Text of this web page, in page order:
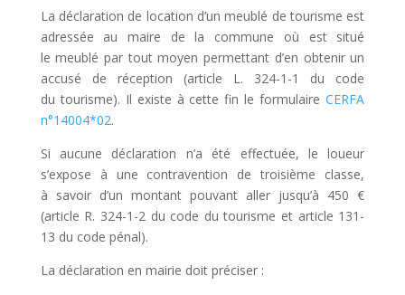
La déclaration de location d’un meublé de tourisme est
adressée au maire de la commune où est situé
le meublé par tout moyen permettant d’en obtenir un
accusé de réception (article L. 324-1-1 du code
du tourisme). Il existe à cette fin le formulaireCERFA
n°14004*02.
Si aucune déclaration n’a été effectuée, le loueur
s’expose à une contravention de troisième classe,
à savoir d’un montant pouvant aller jusqu’à 450 €
(article R. 324-1-2 du code du tourisme et article 131-
13 du code pénal).
La déclaration en mairie doit préciser :